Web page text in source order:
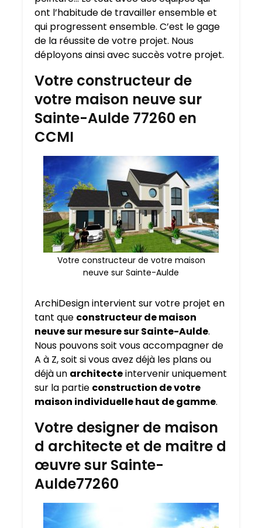
ont l’habitude de travailler ensemble et
qui progressent ensemble. C’est le gage
de la réussite de votre projet. Nous
déployons ainsi avec succès votre projet.
Votre constructeur de
votre maison neuve sur
Sainte-Aulde 77260 en
CCMI
Votre constructeur de votre maison
neuve sur Sainte-Aulde
ArchiDesign intervient sur votre projet en
tant que constructeur de maison
neuve sur mesure surSainte-Aulde.
Nous pouvons soit vous accompagner de
A à Z, soit si vous avez déjà les plans ou
déjà un architecteintervenir uniquement
sur la partie construction de votre
maison individuelle haut de gamme.
Votre designer de maison
d architecte et de maitre d
œuvre sur Sainte-
Aulde77260